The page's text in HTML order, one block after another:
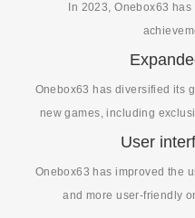
In 2023, Onebox63
Onebox63 has diversified its
new games, including
User
Onebox63 has improved the
and more user-friendly